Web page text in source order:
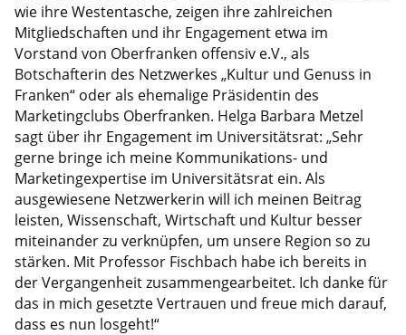
wie ihre Westentasche, zeigen ihre zahlreichen
Mitgliedschaften und ihr Engagement etwa im
Vorstand von Oberfranken offensiv e.V., als
Botschafterin des Netzwerkes „Kultur und Genuss in
Franken“ oder als ehemalige Präsidentin des
Marketingclubs Oberfranken. Helga Barbara Metzel
sagt über ihr Engagement im Universitätsrat: „Sehr
gerne bringe ich meine Kommunikations- und
Marketingexpertise im Universitätsrat ein. Als
ausgewiesene Netzwerkerin will ich meinen Beitrag
leisten, Wissenschaft, Wirtschaft und Kultur besser
miteinander zu verknüpfen, um unsere Region so zu
stärken. Mit Professor Fischbach habe ich bereits in
der Vergangenheit zusammengearbeitet. Ich danke für
das in mich gesetzte Vertrauen und freue mich darauf,
dass es nun losgeht!“